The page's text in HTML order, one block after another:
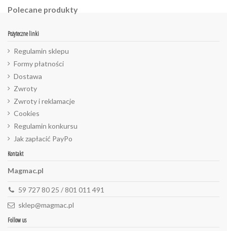
Polecane produkty
Pożyteczne linki
Regulamin sklepu
Formy płatności
Dostawa
Zwroty
Zwroty i reklamacje
Cookies
Regulamin konkursu
Jak zapłacić PayPo
Kontakt
Magmac.pl
59 727 80 25 / 801 011 491
sklep@magmac.pl
Follow us